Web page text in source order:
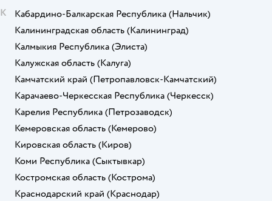
К
Кабардино-Балкарская Республика (Нальчик)
Калининградская область (Калининград)
Калмыкия Республика (Элиста)
Калужская область (Калуга)
Камчатский край (Петропавловск-Камчатский)
Карачаево-Черкесская Республика (Черкесск)
Карелия Республика (Петрозаводск)
Кемеровская область (Кемерово)
Кировская область (Киров)
Коми Республика (Сыктывкар)
Костромская область (Кострома)
Краснодарский край (Краснодар)